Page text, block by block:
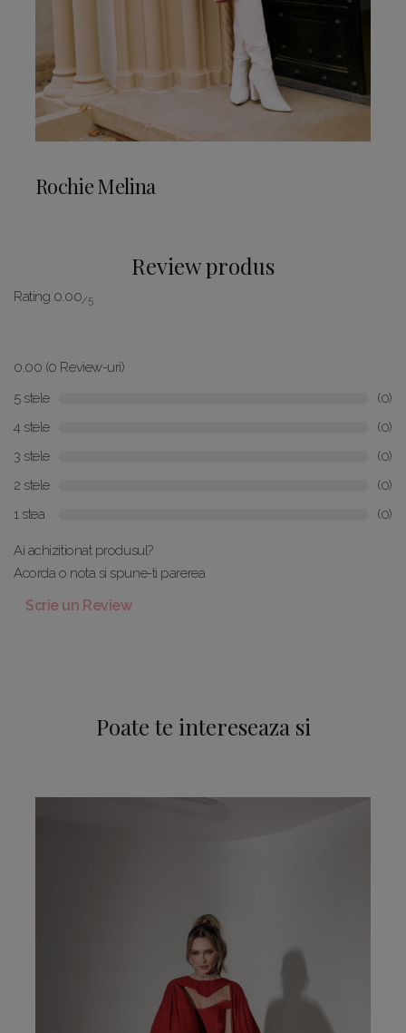
Rochie Melina
Review produs
Rating 0.00/5
0.00 (0 Review-uri)
5 stele
(0)
4 stele
(0)
3 stele
(0)
2 stele
(0)
1 stea
(0)
Ai achizitionat produsul?
Acorda o nota si spune-ti parerea
Scrie un Review
Poate te intereseaza si